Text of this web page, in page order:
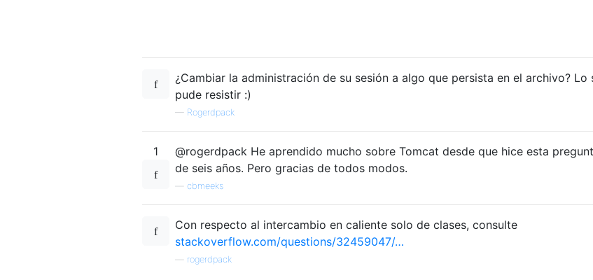
¿Cambiar la administración de su sesión a algo que persista en el archivo? Lo
pude resistir :)
— Rogerdpack
1
@rogerdpack He aprendido mucho sobre Tomcat desde que hice esta
de seis años. Pero gracias de todos modos.
cbmeeks
Con respecto al intercambio en caliente solo de clases, consulte
stackoverflow.com/questions/32459047/…
rogerdpack